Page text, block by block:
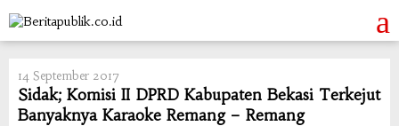
to
content
14 September 2017
Sidak; Komisi II DPRD Kabupaten Bekasi Terkejut
Banyaknya Karaoke Remang – Remang